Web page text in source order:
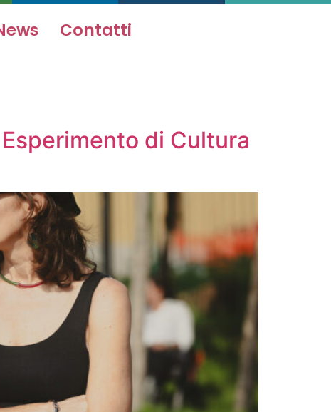
Contatti
di Cultura